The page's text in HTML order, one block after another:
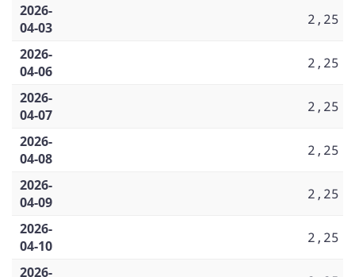
2026-
04-03
2,25
2026-
04-06
2,25
2026-
04-07
2,25
2026-
04-08
2,25
2026-
04-09
2,25
2026-
04-10
2,25
2026-